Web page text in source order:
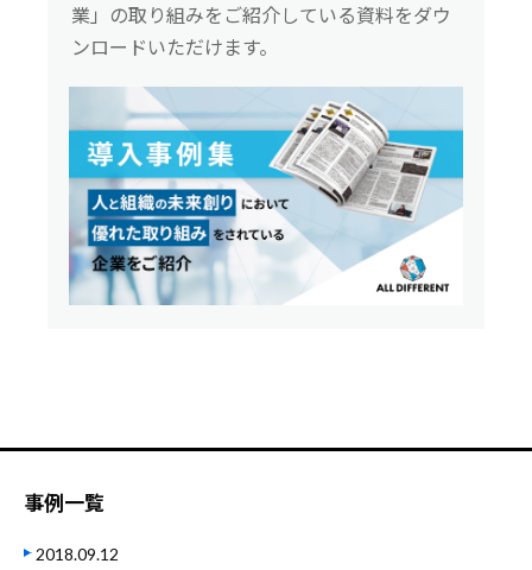
業」の取り組みをご紹介している資料をダウ
ンロードいただけます。
事例一覧
2018.09.12